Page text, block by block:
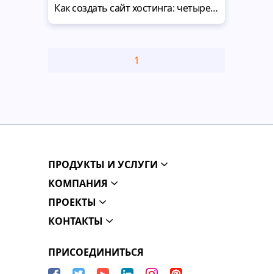
Как создать сайт хостинга: четыре важных нюанса
1
ПРОДУКТЫ И УСЛУГИ
КОМПАНИЯ
ПРОЕКТЫ
КОНТАКТЫ
ПРИСОЕДИНИТЬСЯ